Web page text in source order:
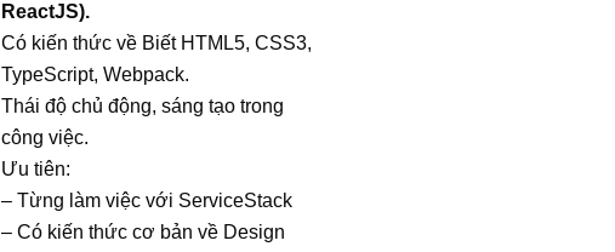
ReactJS).
Có kiến thức về Biết HTML5, CSS3,
TypeScript, Webpack.
Thái độ chủ động, sáng tạo trong
công việc.
Ưu tiên:
– Từng làm việc với ServiceStack
– Có kiến thức cơ bản về Design